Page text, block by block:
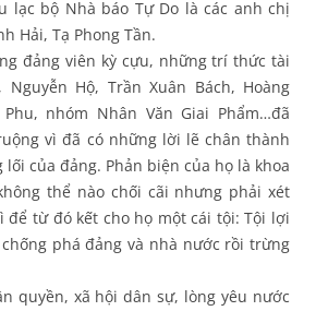
lạc bộ Nhà báo Tự Do là các anh chị
Hải, Tạ Phong Tần.
đảng viên kỳ cựu, những trí thức tài
Hộ, Trần Xuân Bách, Hoàng
nhóm Nhân Văn Giai Phẩm…đã
vì đã có những lời lẽ chân thành
của đảng. Phản biện của họ là khoa
thể nào chối cãi nhưng phải xét
để từ đó kết cho họ một cái tội: Tội lợi
phá đảng và nhà nước rồi trừng
quyền, xã hội dân sự, lòng yêu nước